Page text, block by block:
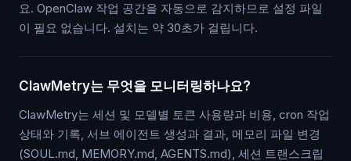
요. OpenClaw 작업 공간을 자동으로 감지하므로 설정 파일
이 필요 없습니다. 설치는 약 30초가 걸립니다.
ClawMetry는 무엇을 모니터링하나요?
ClawMetry는 세션 및 모델별 토큰 사용량과 비용, cron 작업
상태와 기록, 서브 에이전트 생성과 결과, 메모리 파일 변경
(SOUL.md, MEMORY.md, AGENTS.md), 세션 트랜스크립